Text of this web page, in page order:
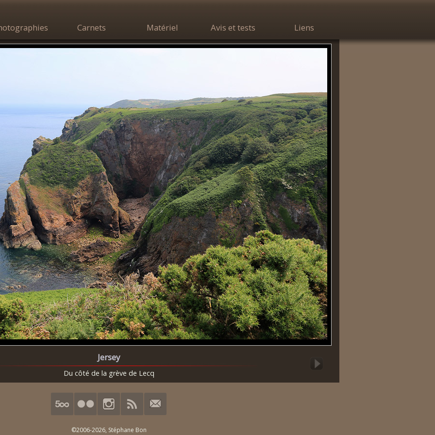
Carnets Matériel Avis et tests Liens
Jersey
Du côté de la grève de Lecq
©2006-2026, Stéphane Bon